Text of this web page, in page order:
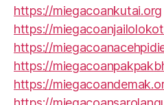
https://miegacoankutai.org
https://
https://
https://
https://